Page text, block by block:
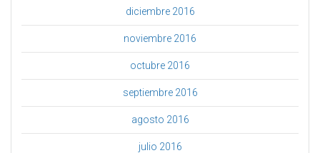
diciembre 2016
noviembre 2016
octubre 2016
septiembre 2016
agosto 2016
julio 2016